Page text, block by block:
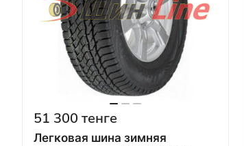
51 300 тенге
Легковая шина зимняя